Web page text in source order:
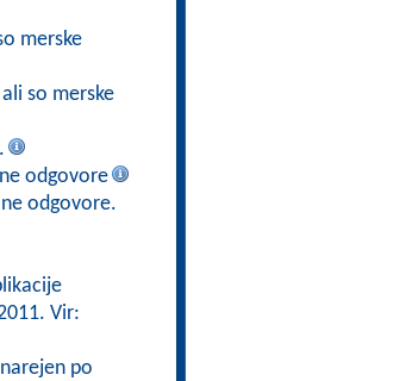
merske
so merske
odgovore
odgovore.
Vir:
po